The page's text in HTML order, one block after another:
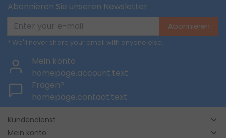
Abonnieren Sie unseren Newsletter
Abonnieren
* We'll never share your email with anyone else.
Mein konto
homepage.account.text
Fragen?
homepage.contact.text
Kundendienst
Mein konto